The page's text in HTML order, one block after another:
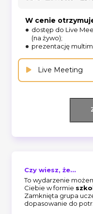
W cenie
dostęp do Live
(na żywo);
prezentację
Live Meeting
Czy wiesz, że...
To wydarzenie
Ciebie w formie
Zamknięta grupa
dopasowanie do